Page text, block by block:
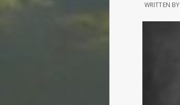
WRITTEN BY